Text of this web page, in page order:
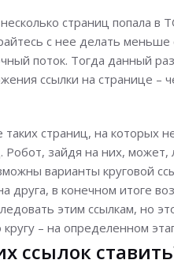
страниц попала в
с нее делать меньше
поток. Тогда данный
ссылки на странице
страниц, на которых
Робот, зайдя на них,
варианты круговой
друга, в конечном итоге
этим ссылкам, но
– на определенном
ссылок